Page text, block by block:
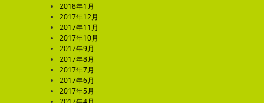
2018年1月
2017年12月
2017年11月
2017年10月
2017年9月
2017年8月
2017年7月
2017年6月
2017年5月